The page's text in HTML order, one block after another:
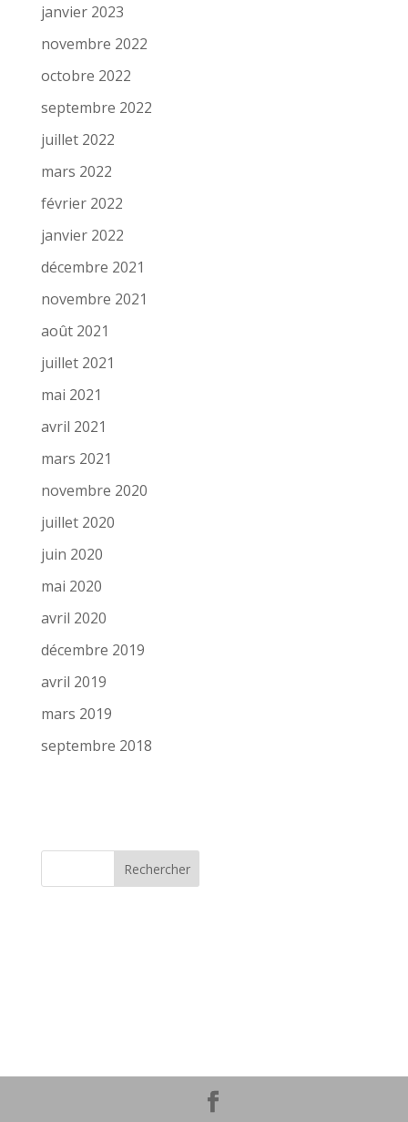
janvier 2023
novembre 2022
octobre 2022
septembre 2022
juillet 2022
mars 2022
février 2022
janvier 2022
décembre 2021
novembre 2021
août 2021
juillet 2021
mai 2021
avril 2021
mars 2021
novembre 2020
juillet 2020
juin 2020
mai 2020
avril 2020
décembre 2019
avril 2019
mars 2019
septembre 2018